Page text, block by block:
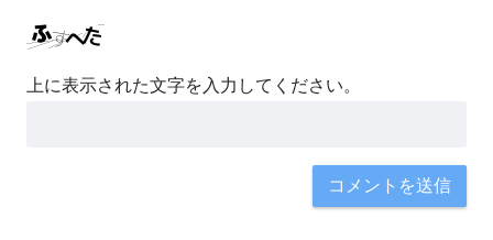
上に表示された文字を入力してください。